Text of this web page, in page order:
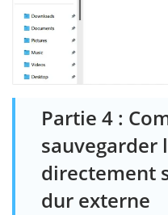
Partie 4 :
sauvegarder
directement
dur externe